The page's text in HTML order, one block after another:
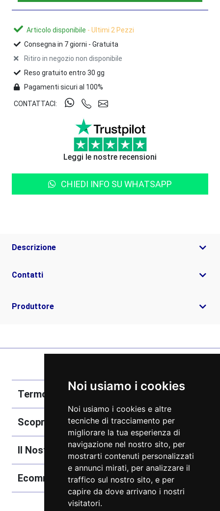
Noi usiamo i cookies
Noi usiamo i cookies e altre
tecniche di tracciamento per
migliorare la tua esperienza di
navigazione nel nostro sito, per
mostrarti contenuti personalizzati
e annunci mirati, per analizzare il
traffico sul nostro sito, e per
capire da dove arrivano i nostri
visitatori.
Articolo disponibile - Ultimi 2 Pezzi
Consegna in 7giorni - Gratuita
Ritiro in negozio non disponibile
Reso gratuito entro 30 gg
Pagamenti sicuri al 100%
CONTATTACI:
Leggi le nostre recensioni
CHIEDI INFO SU WHATSAPP
Descrizione
Contatti
Produttore
Termobozzo Srl
Scoprici
Il Nostro Catalogo
Ecommerce